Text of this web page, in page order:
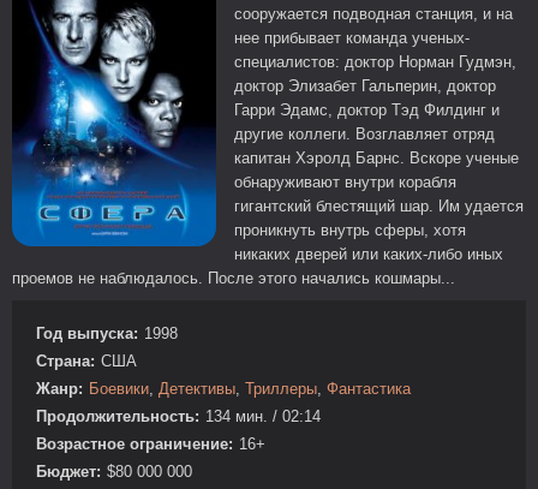
сооружается подводная станция, и на
нее прибывает команда ученых-
специалистов: доктор Норман Гудмэн,
доктор Элизабет Гальперин, доктор
Гарри Эдамс, доктор Тэд Филдинг и
другие коллеги. Возглавляет отряд
капитан Хэролд Барнс. Вскоре ученые
обнаруживают внутри корабля
гигантский блестящий шар. Им удается
проникнуть внутрь сферы, хотя
никаких дверей или каких-либо иных
проемов не наблюдалось. После этого начались кошмары...
Год выпуска: 1998
Страна: США
Жанр: Боевики, Детективы, Триллеры, Фантастика
Продолжительность: 134 мин. / 02:14
Возрастное ограничение: 16+
Бюджет: $80 000 000